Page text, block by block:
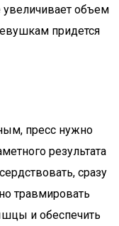
увеличивает объем
придется
пресс нужно
результата
сразу
травмировать
и обеспечить